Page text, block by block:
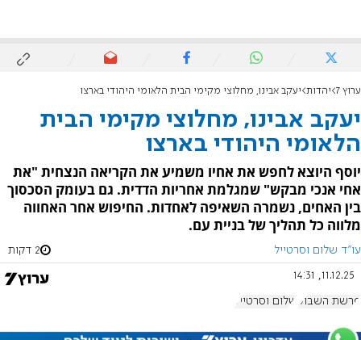
ערוץ 7 יהדות יעקב אבינו, מחלוצי מקימי הבית הלאומי היהודי בארצו
יעקב אבינו, מחלוצי מקימי הבית
הלאומי היהודי בארצו
יוסף היוצא לחפש את אחיו משמיע את הקריאה הנצחית "את
אחי אנכי מבקש" שמגלמת אחריות הדדית. גם בעומק הסכסוך
בין האחים, נשמרה השאיפה לאחדות. החיפוש אחר האחווה
מלווה כל תהליך של בניית עם.
עו''ד שלום וסרטייל 2 דקות
11.12.25, 14:31
פרשת השבוע שלום וסרטייל